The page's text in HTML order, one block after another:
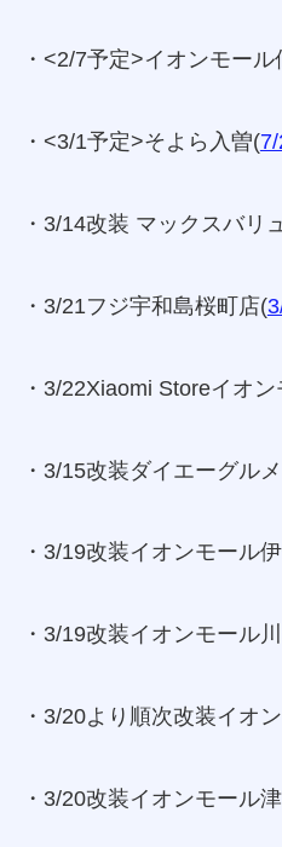
・<2/7予定>イオンモー
・<3/1予定>そよら入曽(
・3/14改装 マックスバリ
・3/21フジ宇和島桜町店(
・3/22Xiaomi Storeイオ
・3/15改装ダイエーグル
・3/19改装イオンモール
・3/19改装イオンモール
・3/20より順次改装イオ
・3/20改装イオンモール